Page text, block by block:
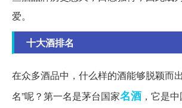
爱。
十大酒排名
在众多酒品中，什么样的酒能够脱颖而
名”呢？第一名是茅台国家名酒 ，它是